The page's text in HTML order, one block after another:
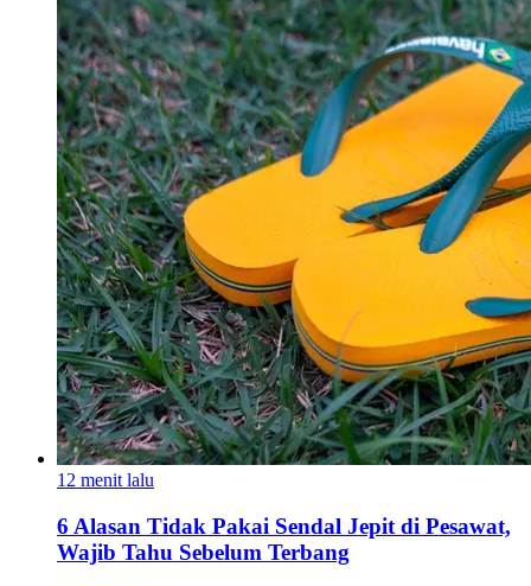
12 menit lalu
6 Alasan Tidak Pakai Sendal Jepit di Pesawat,
Wajib Tahu Sebelum Terbang